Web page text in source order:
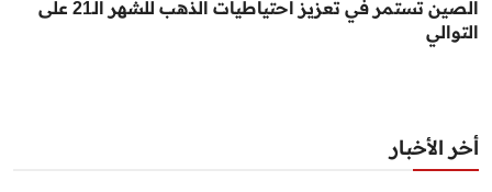
الصين تستمر في تعزيز احتياطيات الذهب للشهر الـ21 على
التوالي
أخر الأخبار